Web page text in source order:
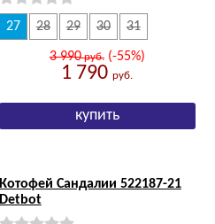
27 28 29 30 31
3 990руб.(-55%)
1 790руб.
Котофей Сандалии 522187-21
Detbot